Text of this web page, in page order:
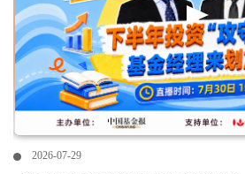
2026-07-29